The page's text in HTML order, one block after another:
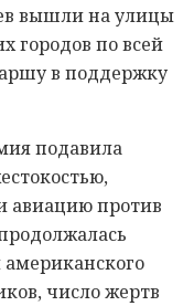
вышли на улицы
городов по всей
в поддержку
подавила
авиацию против
число жертв